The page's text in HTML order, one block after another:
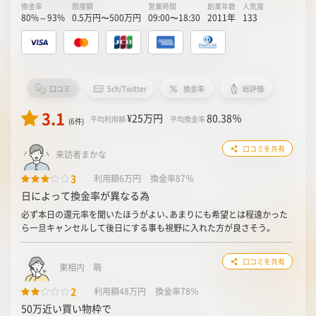
換金率
80%～93%
限度額
0.5万円〜500万円
営業時間
09:00〜18:30
創業年数
2011年
人気度
133
口コミ 5ch/Twitter 換金率 総評価
3.1 (6件) 平均利用額 ¥25万円 平均換金率80.38％
口コミを共有
来訪者まかな
3 利用額6万円 換金率87％
日によって換金率が異なる為
必ず本日の還元率を聞いたほうがよい、あまりにも希望とは程遠かった
ら一旦キャンセルして後日にする事も視野に入れた方が良さそう。
口コミを共有
東相内 萌
2 利用額48万円 換金率78％
50万近い買い物枠で